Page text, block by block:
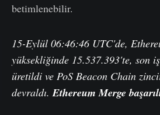
betimlenebilir.
15-Eylül 06:46:46 UTC'de,
yüksekliğinde 15.537.393'te, son
üretildi ve PoS Beacon Chain
devraldı.EthereumMerge